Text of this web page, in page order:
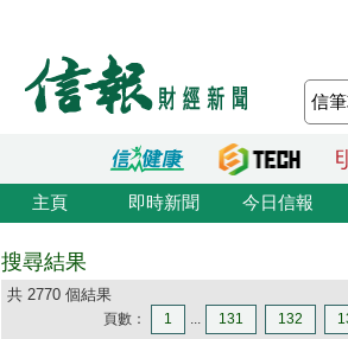
主頁 即時新聞 今日信報
搜尋結果
共 2770 個結果
頁數： 1 ... 131 132